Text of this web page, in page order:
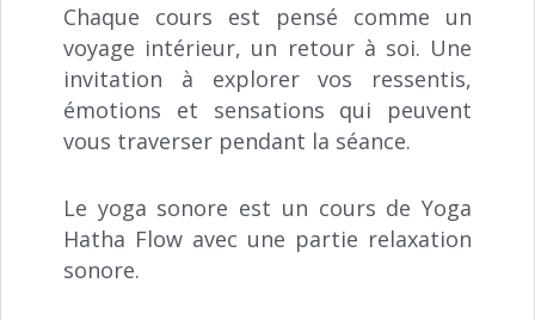
Chaque cours est pensé comme un
voyage intérieur, un retour à soi. Une
invitation à explorer vos ressentis,
émotions et sensations qui peuvent
vous traverser pendant la séance.
Le yoga sonore est un cours de Yoga
Hatha Flow avec une partie relaxation
sonore.